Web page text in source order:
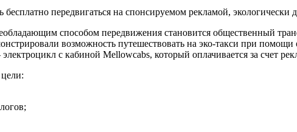
передвигаться на спонсируемом рекламой, экологически
способом передвижения становится общественный
возможность путешествовать на эко-такси при
с кабиной Mellowcabs, который оплачивается за счет